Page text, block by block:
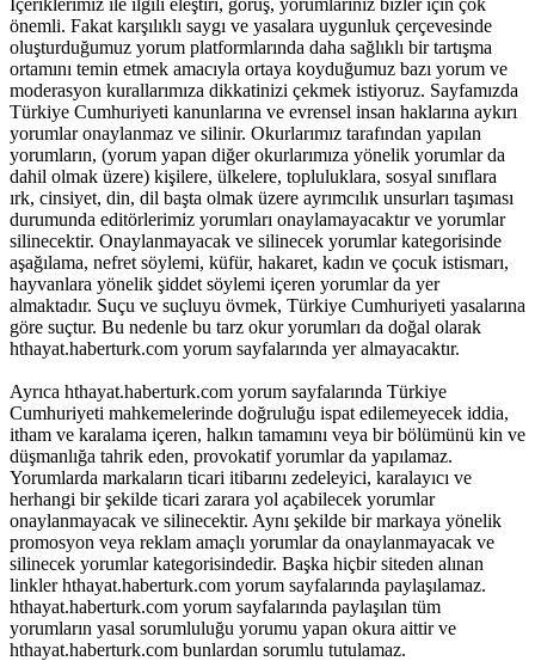
önemli. Fakat karşılıklı saygı ve yasalara uygunluk çerçevesinde
oluşturduğumuz yorum platformlarında daha sağlıklı bir tartışma
ortamını temin etmek amacıyla ortaya koyduğumuz bazı yorum ve
moderasyon kurallarımıza dikkatinizi çekmek istiyoruz. Sayfamızda
Türkiye Cumhuriyeti kanunlarına ve evrensel insan haklarına aykırı
yorumlar onaylanmaz ve silinir. Okurlarımız tarafından yapılan
yorumların, (yorum yapan diğer okurlarımıza yönelik yorumlar da
dahil olmak üzere) kişilere, ülkelere, topluluklara, sosyal sınıflara
ırk, cinsiyet, din, dil başta olmak üzere ayrımcılık unsurları taşıması
durumunda editörlerimiz yorumları onaylamayacaktır ve yorumlar
silinecektir. Onaylanmayacak ve silinecek yorumlar kategorisinde
aşağılama, nefret söylemi, küfür, hakaret, kadın ve çocuk istismarı,
hayvanlara yönelik şiddet söylemi içeren yorumlar da yer
almaktadır. Suçu ve suçluyu övmek, Türkiye Cumhuriyeti yasalarına
göre suçtur. Bu nedenle bu tarz okur yorumları da doğal olarak
hthayat.haberturk.com yorum sayfalarında yer almayacaktır.
Ayrıca hthayat.haberturk.com yorum sayfalarında Türkiye
Cumhuriyeti mahkemelerinde doğruluğu ispat edilemeyecek iddia,
itham ve karalama içeren, halkın tamamını veya bir bölümünü kin ve
düşmanlığa tahrik eden, provokatif yorumlar da yapılamaz.
Yorumlarda markaların ticari itibarını zedeleyici, karalayıcı ve
herhangi bir şekilde ticari zarara yol açabilecek yorumlar
onaylanmayacak ve silinecektir. Aynı şekilde bir markaya yönelik
promosyon veya reklam amaçlı yorumlar da onaylanmayacak ve
silinecek yorumlar kategorisindedir. Başka hiçbir siteden alınan
linkler hthayat.haberturk.com yorum sayfalarında paylaşılamaz.
hthayat.haberturk.com yorum sayfalarında paylaşılan tüm
yorumların yasal sorumluluğu yorumu yapan okura aittir ve
hthayat.haberturk.com bunlardan sorumlu tutulamaz.